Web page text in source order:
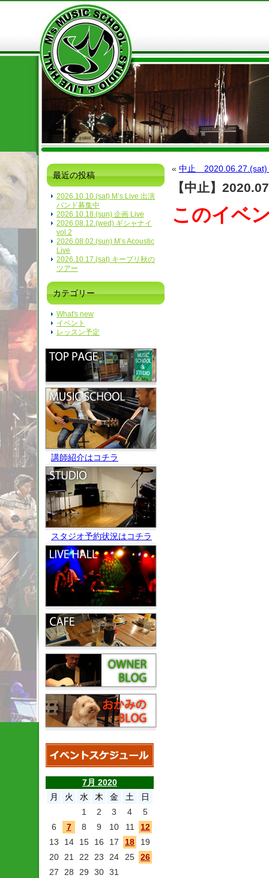
最近の投稿
2026.10.10.(sat) M’s Live 出演
バンド募集中
2026.10.18.(sun) 企画 Live
2026.08.12.(wed) ギシャナイ
vol.2
2026.08.02.(sun) M’s Acoustic
Live
2026.10.17.(sat) キープリ秋の
ツアー
カテゴリー
What's new
イベント
レッスン予定
講師紹介はコチラ
スタジオ予約状況はコチラ
7月 2020
月
火 水 木 金 土
日
1
2 3 4
5
6
7 8 9 10 11
12
13
14 15 16 17 18
19
20
21 22 23 24 25
26
27
28 29 30 31
« 中止 2020.06.27.(sat)
【中止】
このイベ